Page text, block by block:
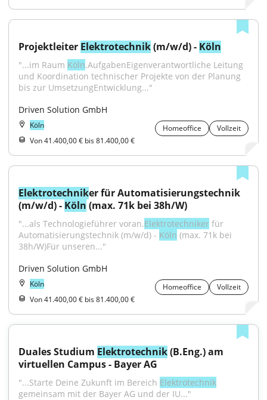
Projektleiter Elektrotechnik (m/w/d) - Köln
"...im Raum Köln.AufgabenEigenverantwortliche Leitung
und Koordination technischer Projekte von der Planung
bis zur UmsetzungEntwicklung..."
Driven Solution GmbH
Köln Homeoffice
Vollzeit
Von 41.400,00 € bis 81.400,00 €
Elektrotechniker für Automatisierungstechnik
(m/w/d) - Köln (max. 71k bei 38h/W)
"...als Technologieführer voran.Elektrotechniker für
Automatisierungstechnik (m/w/d) - Köln (max. 71k bei
38h/W)Für unseren..."
Driven Solution GmbH
Köln Homeoffice
Vollzeit
Von 41.400,00 € bis 81.400,00 €
Duales Studium Elektrotechnik (B.Eng.) am
virtuellen Campus - Bayer AG
"...Starte Deine Zukunft im Bereich Elektrotechnik
gemeinsam mit der Bayer AG und der IU..."